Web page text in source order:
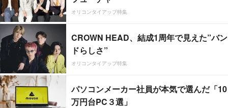
オリコンタイアップ特集
CROWN HEAD、結成1周年で見えた”バン
ドらしさ”
オリコンタイアップ特集
パソコンメーカー社員が本気で選んだ「10
万円台PC３選」